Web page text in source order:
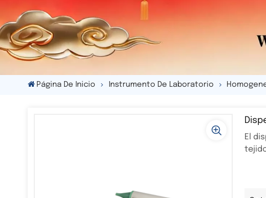
Página De Inicio Instrumento De Laboratorio
El